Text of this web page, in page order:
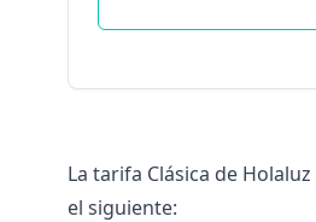
La tarifa Clásica de Holaluz
el siguiente: